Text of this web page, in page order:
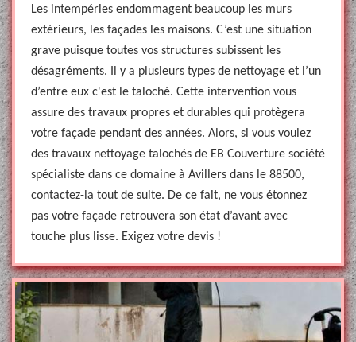
Les intempéries endommagent beaucoup les murs
extérieurs, les façades les maisons. C’est une situation
grave puisque toutes vos structures subissent les
désagréments. Il y a plusieurs types de nettoyage et l’un
d’entre eux c'est le taloché. Cette intervention vous
assure des travaux propres et durables qui protègera
votre façade pendant des années. Alors, si vous voulez
des travaux nettoyage talochés de EB Couverture société
spécialiste dans ce domaine à Avillers dans le 88500,
contactez-la tout de suite. De ce fait, ne vous étonnez
pas votre façade retrouvera son état d’avant avec
touche plus lisse. Exigez votre devis !